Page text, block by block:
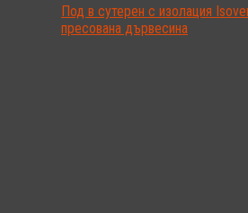
Под в сутерен с изолация
пресована дървесина